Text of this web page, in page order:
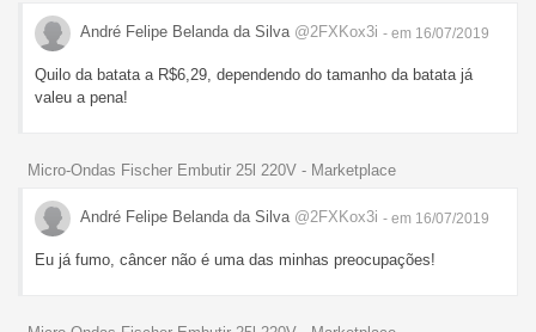
André Felipe Belanda da Silva @2FXKox3i - em 16/07/2019
Quilo da batata a R$6,29, dependendo do tamanho da batata já
valeu a pena!
Micro-Ondas Fischer Embutir 25l 220V - Marketplace
André Felipe Belanda da Silva @2FXKox3i - em 16/07/2019
Eu já fumo, câncer não é uma das minhas preocupações!